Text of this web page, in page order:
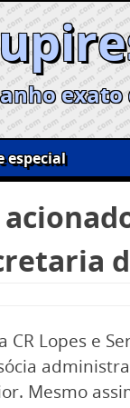
exato
especial
Lopes e
Mesmo